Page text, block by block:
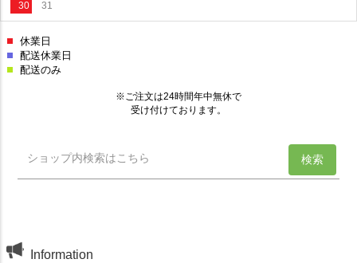
Information